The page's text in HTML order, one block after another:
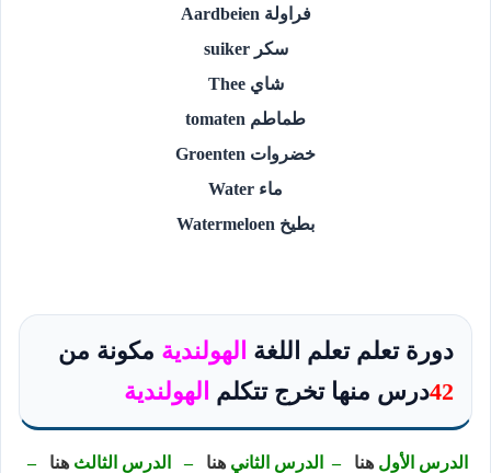
فراولة Aardbeien
سكر suiker
شاي Thee
طماطم tomaten
خضروات Groenten
ماء Water
بطيخ Watermeloen
دورة تعلم تعلم اللغة الهولندية مكونة من
42درس منها تخرج تتكلم الهولندية
الدرس الأول هنا – الدرس الثاني هنا – الدرس الثالث هنا –